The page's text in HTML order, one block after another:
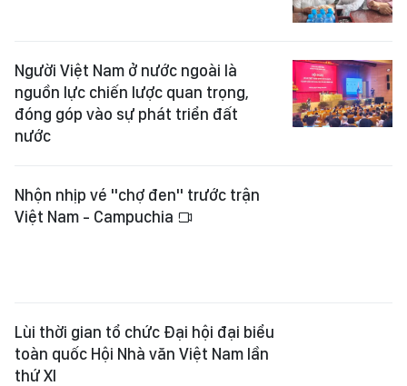
Người Việt Nam ở nước ngoài là
nguồn lực chiến lược quan trọng,
đóng góp vào sự phát triển đất
nước
Nhộn nhịp vé "chợ đen" trước trận
Việt Nam - Campuchia
thứ XI